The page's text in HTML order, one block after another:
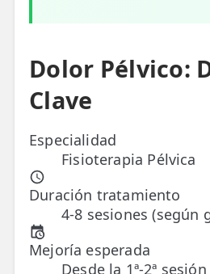
🦴 Osteopatía
💆 Masajes Madrid
🧠 Fisioterapia Neurológica
🧍 Fisioterapia Vestibular
🫁 Fisioterapia Respiratoria
👶 Fisioterapia Pediátrica
Dolor Pélvico:
Clave
Especialidad
Fisioterapia Pélvica
Duración tratamiento
4-8 sesiones (según
Mejoría esperada
Desde la 1ª-2ª sesión